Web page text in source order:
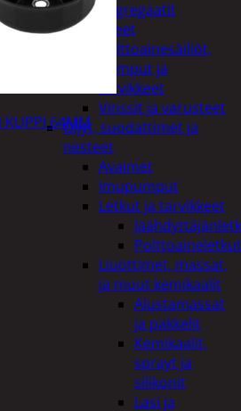
Aggregaatit
Lisälaitteet
Polttoainesäiliöt,
pumput ja
tarvikkeet
Vinssit ja varusteet
Öljyt, suodattimet ja
nesteet
Avaimet
Imupumput
Letkut ja tarvikkeet
Polttoaineletkut
Liuottimet, massat,
ja muut kemikaalit
Alustamassat
ja pakkelit
Kemikaalit,
sprayt ja
silikonit
Lasi ja
KUPPI 64MM